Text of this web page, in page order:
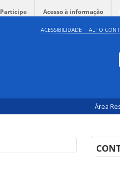
Participe Acesso à informação
ACESSIBILIDADE ALTO
Área